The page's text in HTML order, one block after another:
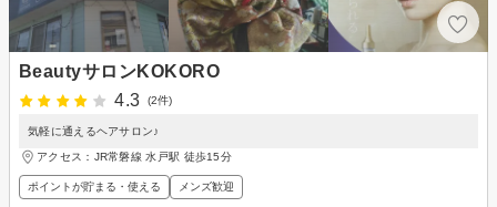
BeautyサロンKOKORO
4.3
(2件)
気軽に通えるヘアサロン♪
アクセス：JR常磐線 水戸駅 徒歩15分
ポイントが貯まる・使える メンズ歓迎